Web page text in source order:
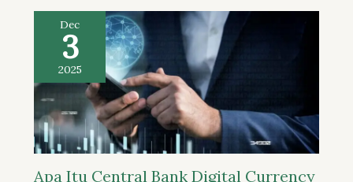
Dec
3
2025
Apa Itu Central Bank Digital Currency